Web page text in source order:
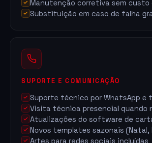
Manutenção corretiva sem custo
Substituição em caso de falha
SUPORTE E COMUNICAÇÃO
Suporte técnico por WhatsApp e
Visita técnica presencial quando
Atualizações do software de
Novos templates sazonais (Natal,
Artes para redes sociais incluídas